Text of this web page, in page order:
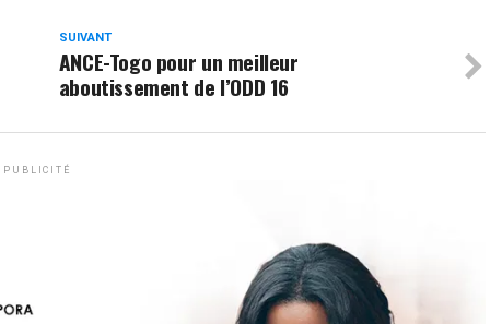
SUIVANT
ANCE-Togo pour un meilleur
aboutissement de l’ODD 16
PUBLICITÉ